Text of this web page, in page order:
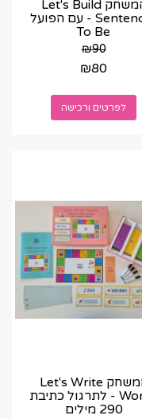
המשחק Let's Build
Sentences - עם הפועל
To Be
₪90
₪80
לפרטים ורכישה
המשחק Let's Write
Words - לתרגול כתיבת
290 מילים